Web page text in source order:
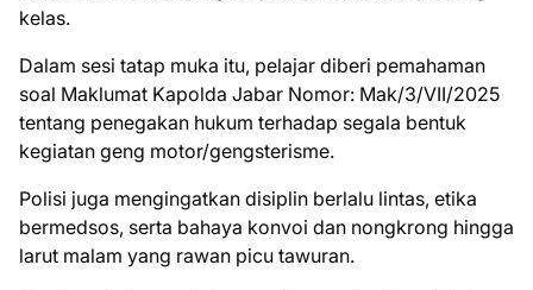
kelas.
Dalam sesi tatap muka itu, pelajar diberi pemahaman
soal Maklumat Kapolda Jabar Nomor: Mak/3/VII/2025
tentang penegakan hukum terhadap segala bentuk
kegiatan geng motor/gengsterisme.
Polisi juga mengingatkan disiplin berlalu lintas, etika
bermedsos, serta bahaya konvoi dan nongkrong hingga
larut malam yang rawan picu tawuran.